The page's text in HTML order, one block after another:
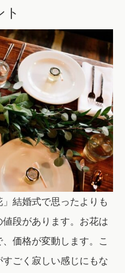
ト
結婚式で思ったよりも
段があります。お花は
価格が変動します。こ
ごく寂しい感じにもな